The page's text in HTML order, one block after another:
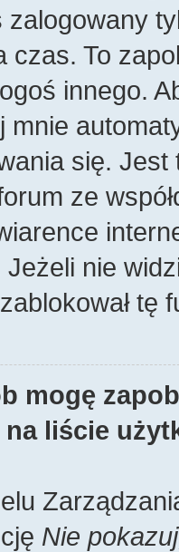
zalogowany
czas. To
innego.
mnie
się.
ze
Jeżeli nie
tę
mogę
liście
Nie